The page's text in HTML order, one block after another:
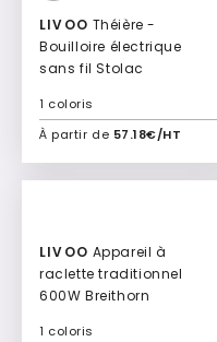
LIVOO
Bouilloire électrique
sans fil Stolac
À partir de 57.18€/HT
1 coloris
Ajouter à mon devis
LIVOO
raclette traditionnel
600W Breithorn
1 coloris